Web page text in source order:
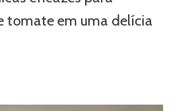
tomate em uma delícia